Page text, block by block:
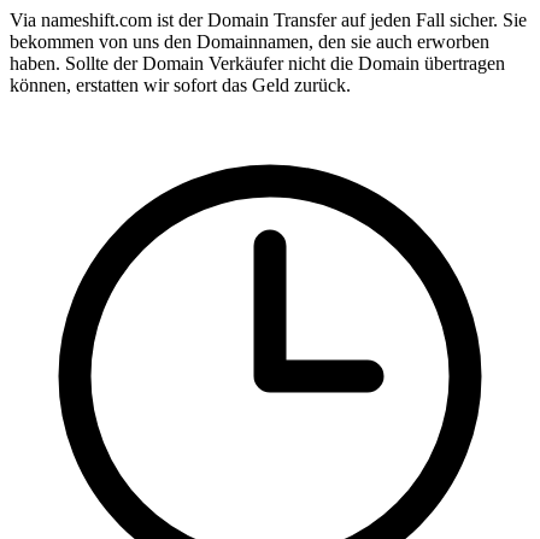
Via nameshift.com ist der Domain Transfer auf jeden Fall sicher. Sie
bekommen von uns den Domainnamen, den sie auch erworben
haben. Sollte der Domain Verkäufer nicht die Domain übertragen
können, erstatten wir sofort das Geld zurück.